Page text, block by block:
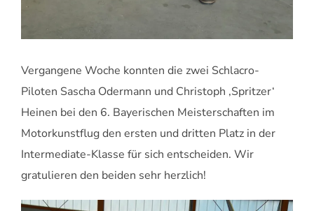
Vergangene Woche konnten die zwei Schlacro-
Piloten Sascha Odermann und Christoph ‚Spritzer‘
Heinen bei den 6. Bayerischen Meisterschaften im
Motorkunstflug den ersten und dritten Platz in der
Intermediate-Klasse für sich entscheiden. Wir
gratulieren den beiden sehr herzlich!